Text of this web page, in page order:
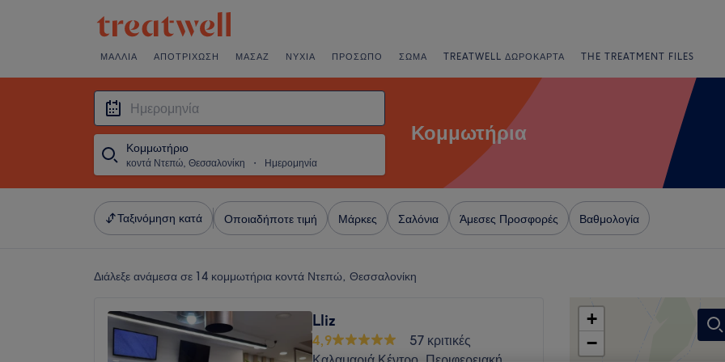
ΜΑΛΛΙΆ ΑΠΟΤΡΊΧΩΣΗ ΜΑΣΆΖ ΝΎΧΙΑ ΠΡΌΣΩΠΟ ΣΏΜΑ TREATWELL ΔΩΡΟΚΆΡΤΑ THE TREATMENT FILES
Κομμωτήριο
κοντά Ντεπώ, Θεσσαλονίκη ・ Ημερομηνία
Κομμωτήρια
Ταξινόμηση κατά Οποιαδήποτε τιμή Μάρκες Σαλόνια Άμεσες Προσφορές Βαθμολογία
Διάλεξε ανάμεσα σε 14 κομμωτήρια κοντά Ντεπώ, Θεσσαλονίκη
Lliz
4,9
57 κριτικές
+
−